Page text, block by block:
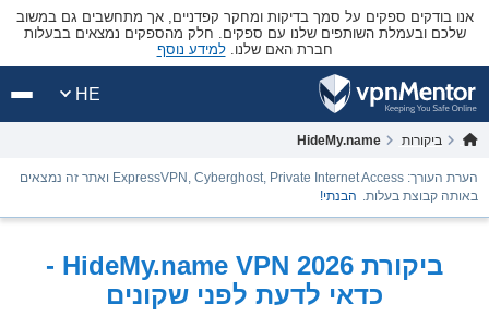
אנו בודקים ספקים על סמך בדיקות ומחקר קפדניים, אך מתחשבים גם במשוב
שלכם ובעמלת השותפים שלנו עם ספקים. חלק מהספקים נמצאים בבעלות
חברת האם שלנו.למידע נוסף
HE
ביקורות HideMy.name
הערת העורך: ExpressVPN, Cyberghost, Private Internet Access ואתר זה נמצאים
באותה קבוצת בעלות. הבנתי!
ביקורת HideMy.name VPN 2026 -
כדאי לדעת לפני שקונים